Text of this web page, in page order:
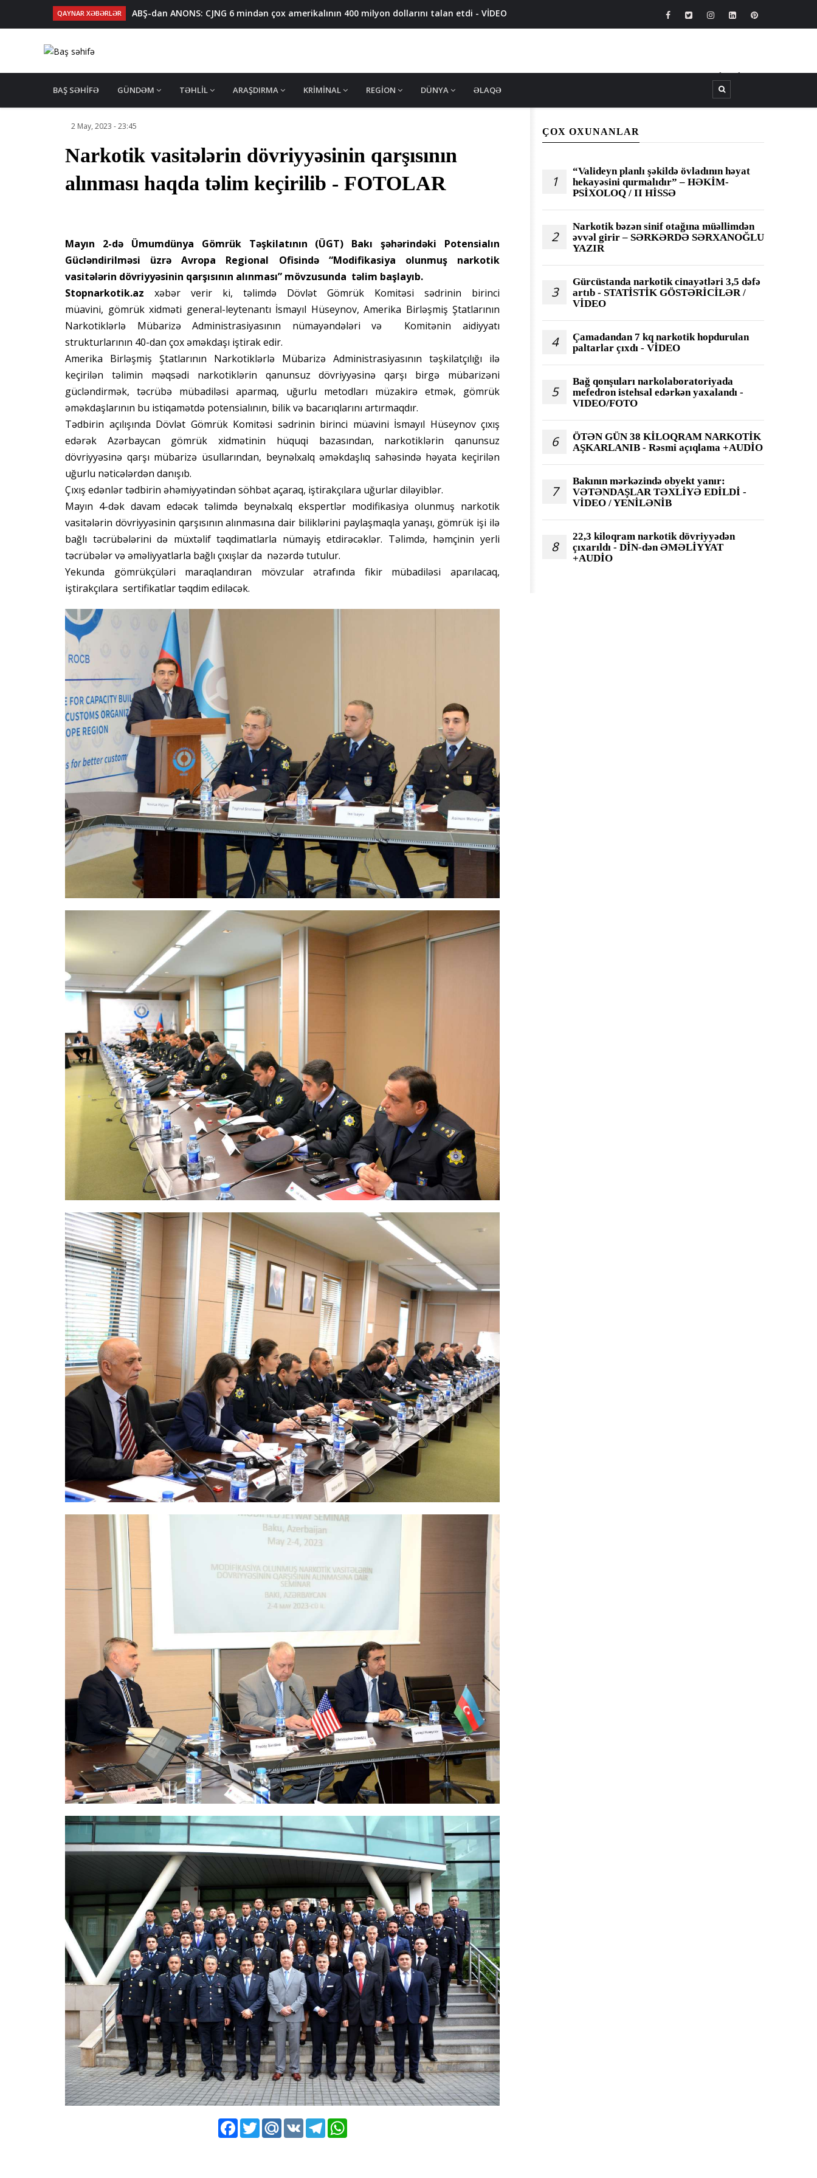
QAYNAR XƏBƏRLƏR
ABŞ-dan ANONS: CJNG 6 mindən çox amerikalının 400 milyon dollarını talan etdi - VİDEO
İcra başçısının sabiq müavini azadlıqdan məhrum edildi - MƏHKƏMƏ QƏRARI
CANLI┃TV
NAVIGATION
BAŞ SƏHIFƏ GÜNDƏM TƏHLIL ARAŞDIRMA KRIMINAL REGION DÜNYA ƏLAQƏ
2 May, 2023 - 23:45
Narkotik vasitələrin dövriyyəsinin qarşısının
alınması haqda təlim keçirilib - FOTOLAR
Mayın 2-də Ümumdünya Gömrük Təşkilatının (ÜGT) Bakı şəhərindəki Potensialın
Gücləndirilməsi üzrə Avropa Regional Ofisində “Modifikasiya olunmuş narkotik
vasitələrin dövriyyəsinin qarşısının alınması” mövzusunda təlim başlayıb.
Stopnarkotik.az xəbər verir ki, təlimdə Dövlət Gömrük Komitəsi sədrinin birinci
müavini, gömrük xidməti general-leytenantı İsmayıl Hüseynov, Amerika Birləşmiş Ştatlarının
Narkotiklərlə Mübarizə Administrasiyasının nümayəndələri və Komitənin aidiyyatı
strukturlarının 40-dan çox əməkdaşı iştirak edir.
Amerika Birləşmiş Ştatlarının Narkotiklərlə Mübarizə Administrasiyasının təşkilatçılığı ilə
keçirilən təlimin məqsədi narkotiklərin qanunsuz dövriyyəsinə qarşı birgə mübarizəni
gücləndirmək, təcrübə mübadiləsi aparmaq, uğurlu metodları müzakirə etmək, gömrük
əməkdaşlarının bu istiqamətdə potensialının, bilik və bacarıqlarını artırmaqdır.
Tədbirin açılışında Dövlət Gömrük Komitəsi sədrinin birinci müavini İsmayıl Hüseynov çıxış
edərək Azərbaycan gömrük xidmətinin hüquqi bazasından, narkotiklərin qanunsuz
dövriyyəsinə qarşı mübarizə üsullarından, beynəlxalq əməkdaşlıq sahəsində həyata keçirilən
uğurlu nəticələrdən danışıb.
Çıxış edənlər tədbirin əhəmiyyətindən söhbət açaraq, iştirakçılara uğurlar diləyiblər.
Mayın 4-dək davam edəcək təlimdə beynəlxalq ekspertlər modifikasiya olunmuş narkotik
vasitələrin dövriyyəsinin qarşısının alınmasına dair biliklərini paylaşmaqla yanaşı, gömrük işi ilə
bağlı təcrübələrini də müxtəlif təqdimatlarla nümayiş etdirəcəklər. Təlimdə, həmçinin yerli
təcrübələr və əməliyyatlarla bağlı çıxışlar da nəzərdə tutulur.
Yekunda gömrükçüləri maraqlandıran mövzular ətrafında fikir mübadiləsi aparılacaq,
iştirakçılara sertifikatlar təqdim ediləcək.
FacebookTwitterMail.RuVK Telegram
ÇOX OXUNANLAR
1
“Valideyn planlı şəkildə övladının həyat
hekayəsini qurmalıdır” – HƏKİM-
PSİXOLOQ / II HİSSƏ
2
Narkotik bəzən sinif otağına müəllimdən
əvvəl girir – SƏRKƏRDƏ SƏRXANOĞLU
YAZIR
3
Gürcüstanda narkotik cinayətləri 3,5 dəfə
artıb - STATİSTİK GÖSTƏRİCİLƏR /
VİDEO
4
Çamadandan 7 kq narkotik hopdurulan
paltarlar çıxdı - VİDEO
5
Bağ qonşuları narkolaboratoriyada
mefedron istehsal edərkən yaxalandı -
VIDEO/FOTO
6
ÖTƏN GÜN 38 KİLOQRAM NARKOTİK
AŞKARLANIB - Rəsmi açıqlama +AUDİO
7
Bakının mərkəzində obyekt yanır:
VƏTƏNDAŞLAR TƏXLİYƏ EDİLDİ -
VİDEO / YENİLƏNİB
8
22,3 kiloqram narkotik dövriyyədən
çıxarıldı - DİN-dən ƏMƏLİYYAT
+AUDİO